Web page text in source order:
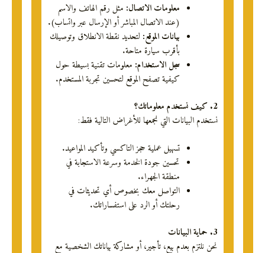
معلومات الاتصال:مثل رقم الهاتف والاسم
(عند الاتصال المباشر أو الإرسال عبر واتساب).
بيانات الموقع:لتحديد نقطة الانطلاق وتوصيلك
بأقرب سيارة متاحة.
سجل الاستخدام:معلومات تقنية بسيطة حول
كيفية تصفح الموقع لتحسين تجربة المستخدم.
نستخدم البيانات التي نجمعها للأغراض التالية فقط:
تسهيل عملية حجز التاكسي وتأكيد المواعيد.
تحسين جودة الخدمة وسرعة الاستجابة في
منطقة الجهراء.
التواصل معك بخصوص أي تحديثات في
رحلتك أو الرد على استفساراتك.
نحن نلتزم بعدم بيع، تأجير، أو مشاركة بياناتك الشخصية مع